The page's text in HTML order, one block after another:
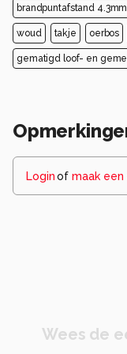
brandpuntafstand 4.3mm
woud takje oerbos
gematigd loof- en
Loginof maak
Wees de